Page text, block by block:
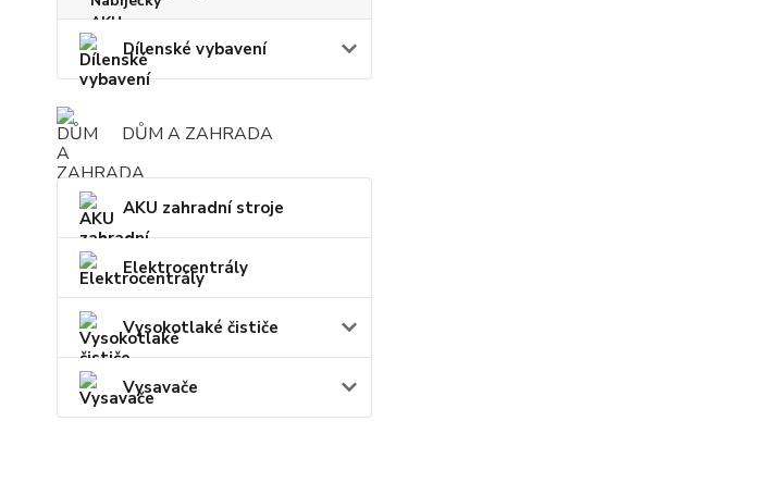
Dílenské vybavení
DŮM A ZAHRADA
AKU zahradní stroje
Elektrocentrály
Vysokotlaké čističe
Vysavače